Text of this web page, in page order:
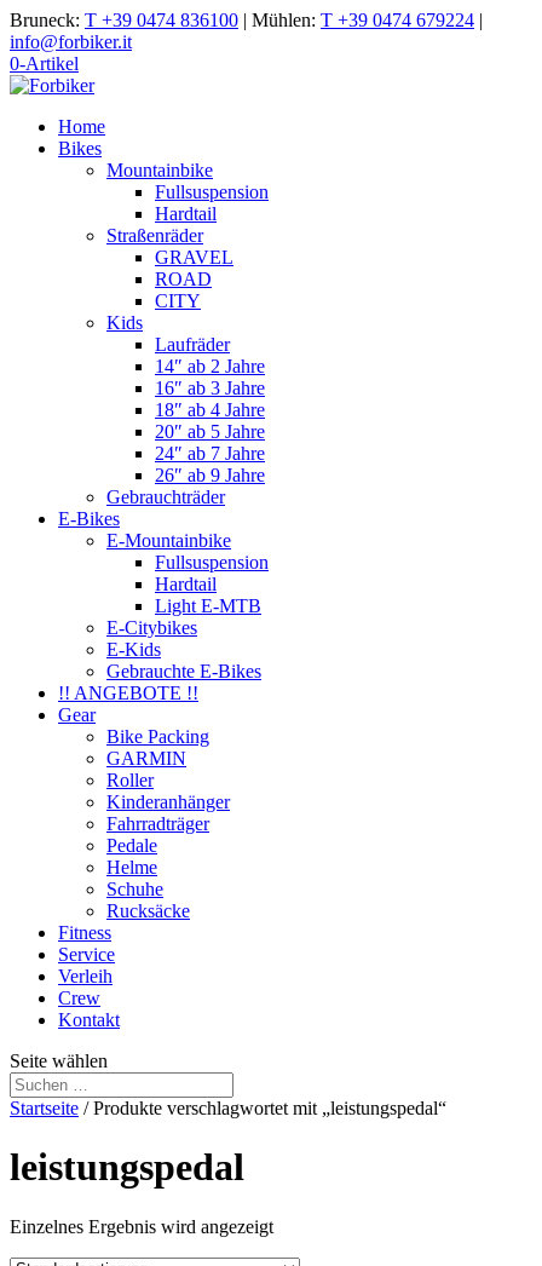
Bruneck: T +39 0474 836100 | Mühlen: T +39 0474 679224 |
info@forbiker.it
0-Artikel
Home
Bikes
Mountainbike
Fullsuspension
Hardtail
Straßenräder
GRAVEL
ROAD
CITY
Kids
Laufräder
14″ ab 2 Jahre
16″ ab 3 Jahre
18″ ab 4 Jahre
20″ ab 5 Jahre
24″ ab 7 Jahre
26″ ab 9 Jahre
Gebrauchträder
E-Bikes
E-Mountainbike
Fullsuspension
Hardtail
Light E-MTB
E-Citybikes
E-Kids
Gebrauchte E-Bikes
!! ANGEBOTE !!
Gear
Bike Packing
GARMIN
Roller
Kinderanhänger
Fahrradträger
Pedale
Helme
Schuhe
Rucksäcke
Fitness
Service
Verleih
Crew
Kontakt
Seite wählen
Startseite / Produkte verschlagwortet mit „leistungspedal“
leistungspedal
Einzelnes Ergebnis wird angezeigt